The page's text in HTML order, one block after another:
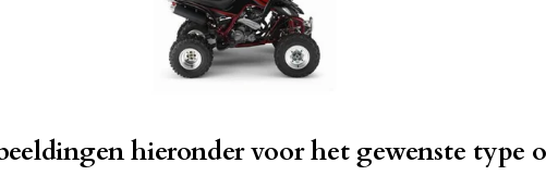
hieronder voor het gewenste type